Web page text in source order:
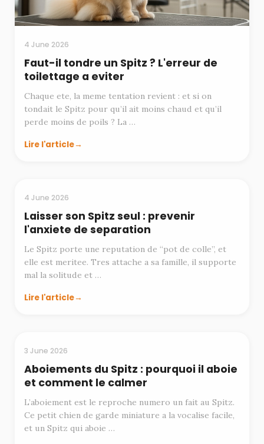
4 June 2026
Faut-il tondre un Spitz ? L'erreur de
toilettage a eviter
Chaque ete, la meme tentation revient : et si on
tondait le Spitz pour qu’il ait moins chaud et qu’il
perde moins de poils ? La …
Lire l'article
MODE DE VIE
4 June 2026
Laisser son Spitz seul : prevenir
l'anxiete de separation
Le Spitz porte une reputation de “pot de colle”, et
elle est meritee. Tres attache a sa famille, il supporte
mal la solitude et …
Lire l'article
EDUCATION
3 June 2026
Aboiements du Spitz : pourquoi il aboie
et comment le calmer
L’aboiement est le reproche numero un fait au Spitz.
Ce petit chien de garde miniature a la vocalise facile,
et un Spitz qui aboie …